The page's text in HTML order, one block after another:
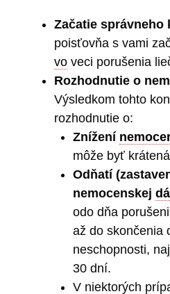
Začatie správneho
poisťovňa s vami
vo veci porušenia
Rozhodnutie o
Výsledkom tohto
rozhodnutie o:
Znížení
môže byť
Odňatí
nemocenskej
odo dňa
až do skončenia
neschopnosti,
30 dní.
V niektorých